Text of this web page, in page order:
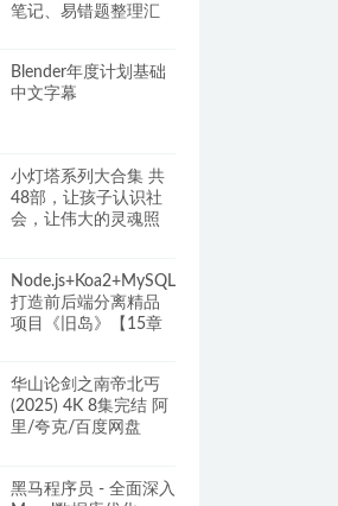
笔记、易错题整理汇
Blender年度计划基础
中文字幕
小灯塔系列大合集 共
48部，让孩子认识社
会，让伟大的灵魂照
Node.js+Koa2+MySQL
打造前后端分离精品
项目《旧岛》【15章
华山论剑之南帝北丐
(2025) 4K 8集完结 阿
里/夸克/百度网盘
黑马程序员 - 全面深入